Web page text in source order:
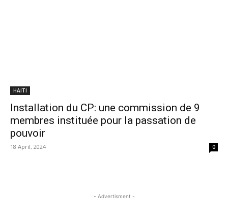
HAITI
Installation du CP: une commission de 9
membres instituée pour la passation de
pouvoir
18 April, 2024 0
- Advertisment -